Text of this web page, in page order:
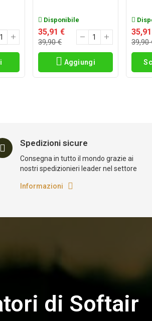
Disponibile
35,91 €
39,90 €
Aggiungi
39,90
Spedizioni sicure
Consegna in tutto il mondo grazie ai
nostri spedizionieri leader nel settore
Informazioni
di Softair